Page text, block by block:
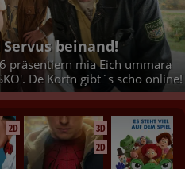
beinand!
präsentiern mia Eich ummara
De Kortn gibt`s scho online!
2D
3D
2D